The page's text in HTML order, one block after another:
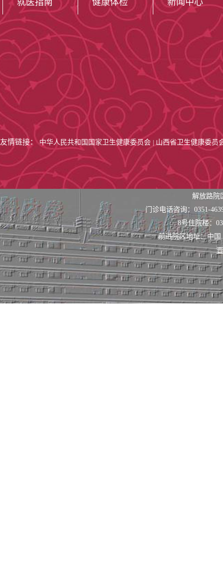
就医指南 健康体检 新闻中心
友情链接：中华人民共和国国家卫生健康委员会 山西省卫生健康委员
解放路
门诊电话咨询：0351-
8号住院楼：
前进院区地址：中